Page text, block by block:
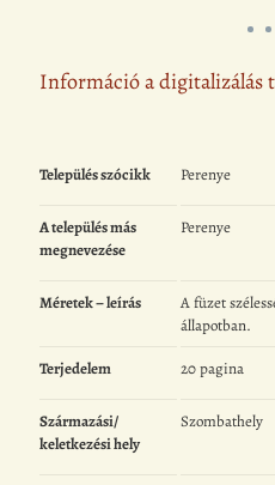
Információ a digitalizálás
Település szócikk Perenye
A település más
megnevezése
Perenye
Méretek – leírás
A füzet
állapotban.
Terjedelem 20 pagina
Származási/
keletkezési hely
Szombathely